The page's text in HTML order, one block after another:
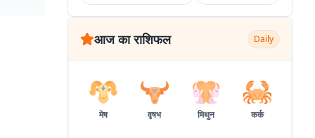
आज का राशिफल Daily
मेष वृषभ मिथुन कर्क